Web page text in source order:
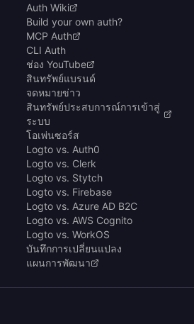
Auth Wiki
Build your own auth?
MCP Auth
CLI Auth
ช่อง YouTube
สินทรัพย์แบรนด์
จดหมายข่าว
สินทรัพย์ประสบการณ์การเข้าสู่
ระบบ
โอเพ่นซอร์ส
Logto vs. Auth0
Logto vs. Clerk
Logto vs. Stytch
Logto vs. Firebase
Logto vs. Azure AD B2C
Logto vs. AWS Cognito
Logto vs. WorkOS
บันทึกการเปลี่ยนแปลง
แผนการพัฒนา